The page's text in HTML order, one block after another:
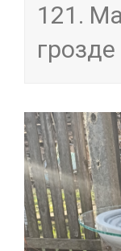
121.
грозде